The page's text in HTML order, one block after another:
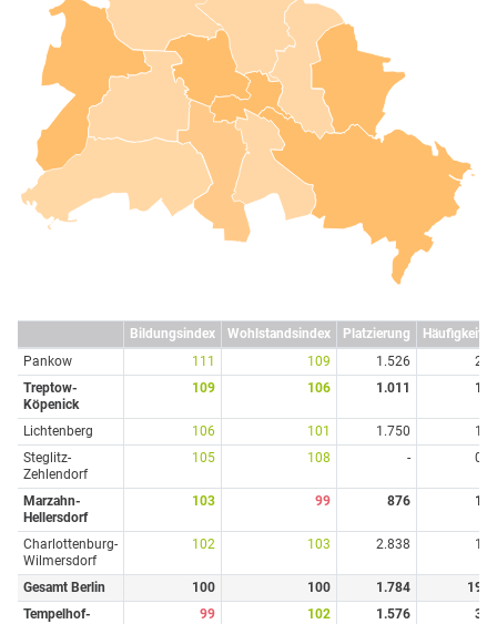
Bildungsindex Wohlstandsindex Platzierung Häufigkeit
Pankow
111 109 1.526
2
Treptow-
Köpenick
109 106 1.011 1
Lichtenberg 106 101 1.750
1
Steglitz-
Zehlendorf
105 108 - 0
Marzahn-
Hellersdorf
103 99 876 1
Charlottenburg-
Wilmersdorf
102 103 2.838 1
Gesamt Berlin 100 100 1.784
19
Tempelhof-
99 102 1.576 3